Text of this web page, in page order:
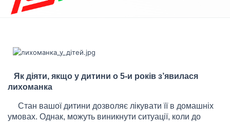
Як діяти, якщо у дитини о 5-и років з’явилася
лихоманка
Стан вашої дитини дозволяє лікувати її в домашніх
умовах. Однак, можуть виникнути ситуації, коли до